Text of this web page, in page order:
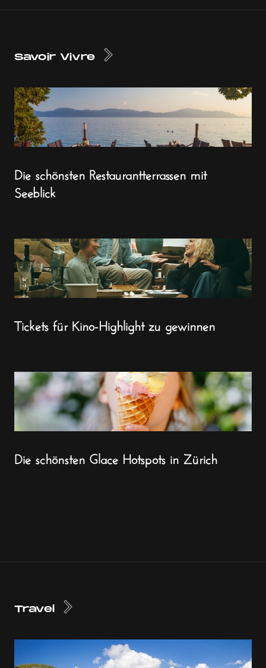
Savoir Vivre
Die schönsten Restaurantterrassen mit
Seeblick
Tickets für Kino-Highlight zu gewinnen
Die schönsten Glace Hotspots in Zürich
Travel